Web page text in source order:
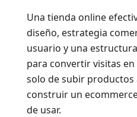
Una tienda online
diseño, estrategia
usuario y una
para convertir visitas
solo de subir
construir un
de usar.